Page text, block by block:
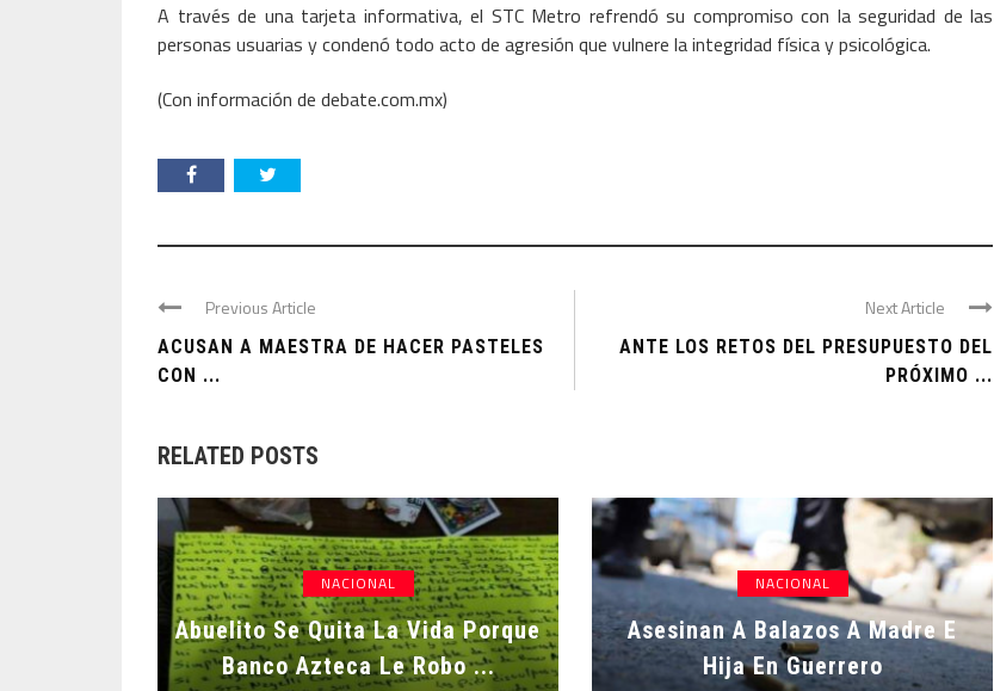
A través de una tarjeta informativa, el STC Metro refrendó su compromiso con la seguridad de las
personas usuarias y condenó todo acto de agresión que vulnere la integridad física y psicológica.
(Con información de debate.com.mx)
Previous Article
ACUSAN A MAESTRA DE HACER PASTELES
CON ...
Next Article
ANTE LOS RETOS DEL PRESUPUESTO DEL
PRÓXIMO ...
RELATED POSTS
NACIONAL
Abuelito Se Quita La Vida Porque
Banco Azteca Le Robo ...
NACIONAL
Asesinan A Balazos A Madre E
Hija En Guerrero